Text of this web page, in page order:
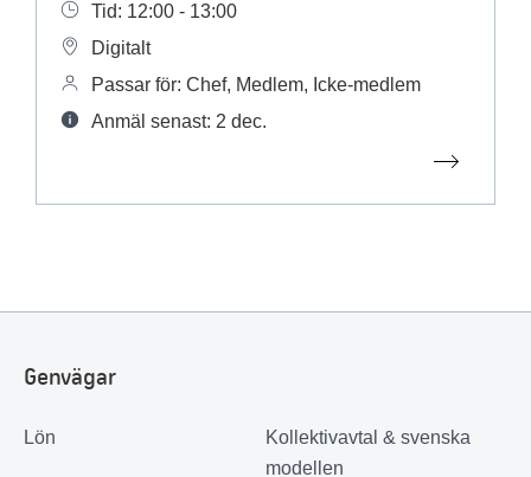
Tid: 12:00 - 13:00
Digitalt
Passar för: Chef, Medlem, Icke-medlem
Anmäl senast: 2 dec.
Genvägar
Lön
Kollektivavtal & svenska
modellen